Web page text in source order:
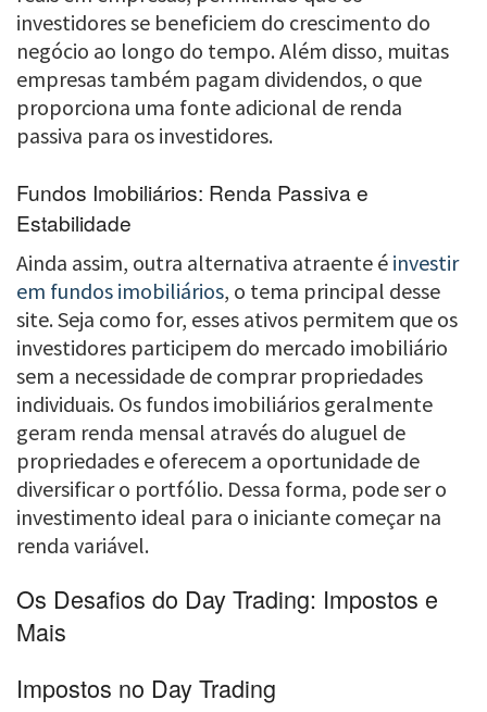
investidores se beneficiem do crescimento do
negócio ao longo do tempo. Além disso, muitas
empresas também pagam dividendos, o que
proporciona uma fonte adicional de renda
passiva para os investidores.
Fundos Imobiliários: Renda Passiva e
Estabilidade
Ainda assim, outra alternativa atraente é investir
em fundos imobiliários, o tema principal desse
site. Seja como for, esses ativos permitem que os
investidores participem do mercado imobiliário
sem a necessidade de comprar propriedades
individuais. Os fundos imobiliários geralmente
geram renda mensal através do aluguel de
propriedades e oferecem a oportunidade de
diversificar o portfólio. Dessa forma, pode ser o
investimento ideal para o iniciante começar na
renda variável.
Os Desafios do Day Trading: Impostos e
Mais
Impostos no Day Trading